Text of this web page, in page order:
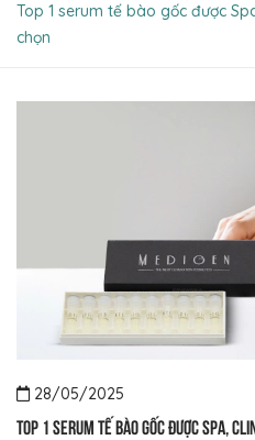
Top 1 serum tế bào gốc được
chọn
28/05/2025
Top 1 serum tế bào gốc được Spa,